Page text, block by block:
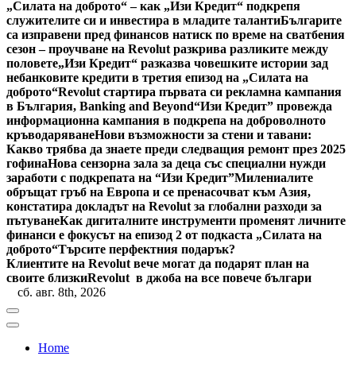
„Силата на доброто“ – как „Изи Кредит“ подкрепя
служителите си и инвестира в младите талантиБългарите
са изправени пред финансов натиск по време на сватбения
сезон – проучване на Revolut разкрива разликите между
половете„Изи Кредит“ разказва човешките истории зад
небанковите кредити в третия епизод на „Силата на
доброто“Revolut стартира първата си рекламна кампания
в България, Banking and Beyond“Изи Кредит” провежда
информационна кампания в подкрепа на доброволното
кръводаряванеНови възможности за стени и тавани:
Какво трябва да знаете преди следващия ремонт през 2025
гофинаНова сензорна зала за деца със специални нужди
заработи с подкрепата на “Изи Кредит”Милениалите
обръщат гръб на Европа и се пренасочват към Азия,
констатира докладът на Revolut за глобални разходи за
пътуванеКак дигиталните инструменти променят личните
финанси е фокусът на епизод 2 от подкаста „Силата на
доброто“Търсите перфектния подарък?
Клиентите на Revolut вече могат да подарят план на
своите близкиRevolut в джоба на все повече българи
сб. авг. 8th, 2026
Home